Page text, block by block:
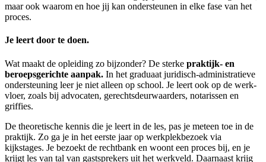
maar ook waarom en hoe jij kan ondersteunen in elke fase van het
proces.
Je leert door te doen.
Wat maakt de opleiding zo bijzonder? De sterke praktijk- en
beroeps­gerichte aanpak. In het graduaat juridisch-administratieve
ondersteuning leer je niet alleen op school. Je leert ook op de werk­
vloer, zoals bij advocaten, gerechts­deurwaarders, notarissen en
griffies.
De theoretische kennis die je leert in de les, pas je meteen toe in de
praktijk. Zo ga je in het eerste jaar op werkplek­bezoek via
kijkstages. Je bezoekt de rechtbank en woont een proces bij, en je
krijgt les van tal van gastsprekers uit het werkveld. Daarnaast krijg